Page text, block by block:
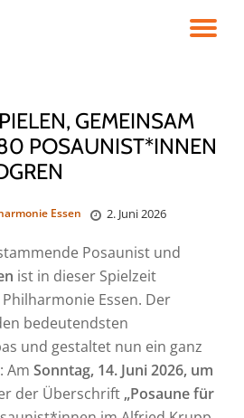
GEMEINSAM
POSAUNIST*INNEN
Essen 2. Juni 2026
Posaunist und
ist in dieser Spielzeit
Essen. Der
bedeutendsten
und gestaltet nun ein ganz
Am Sonntag, 14. Juni 2026, um
der Überschrift „Posaune für